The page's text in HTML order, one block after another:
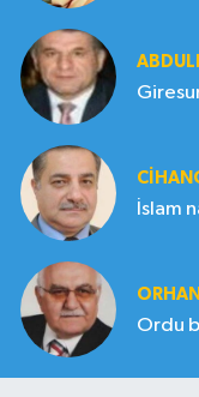
İslam
Ordu